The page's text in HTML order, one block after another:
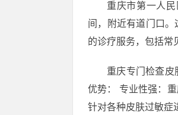
重庆市第一人
间，附近有道门口
的诊疗服务，包括常
重庆专门检查皮
优势： 专业性强：
针对各种皮肤过敏症